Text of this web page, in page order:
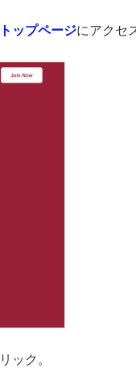
トップページにアクセ
ック。